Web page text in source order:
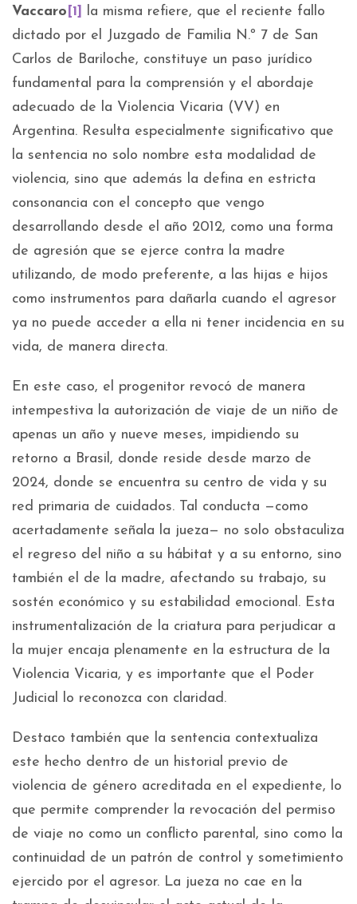
Vaccaro [1]
la misma refiere, que el reciente fallo
dictado por el Juzgado de Familia N.º 7 de San
Carlos de Bariloche, constituye un paso jurídico
fundamental para la comprensión y el abordaje
adecuado de la Violencia Vicaria (VV) en
Argentina. Resulta especialmente significativo que
la sentencia no solo nombre esta modalidad de
violencia, sino que además la defina en estricta
consonancia con el concepto que vengo
desarrollando desde el año 2012, como una forma
de agresión que se ejerce contra la madre
utilizando, de modo preferente, a las hijas e hijos
como instrumentos para dañarla cuando el agresor
ya no puede acceder a ella ni tener incidencia en su
vida, de manera directa.
En este caso, el progenitor revocó de manera
intempestiva la autorización de viaje de un niño de
apenas un año y nueve meses, impidiendo su
retorno a Brasil, donde reside desde marzo de
2024, donde se encuentra su centro de vida y su
red primaria de cuidados. Tal conducta —como
acertadamente señala la jueza— no solo obstaculiza
el regreso del niño a su hábitat y a su entorno, sino
también el de la madre, afectando su trabajo, su
sostén económico y su estabilidad emocional. Esta
instrumentalización de la criatura para perjudicar a
la mujer encaja plenamente en la estructura de la
Violencia Vicaria, y es importante que el Poder
Judicial lo reconozca con claridad.
Destaco también que la sentencia contextualiza
este hecho dentro de un historial previo de
violencia de género acreditada en el expediente, lo
que permite comprender la revocación del permiso
de viaje no como un conflicto parental, sino como la
continuidad de un patrón de control y sometimiento
ejercido por el agresor. La jueza no cae en la